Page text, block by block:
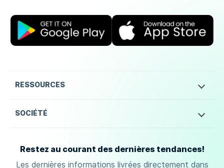
RESSOURCES
SOCIÉTÉ
Restez au courant des dernières tendances!
Les dernières informations livrées directement dans